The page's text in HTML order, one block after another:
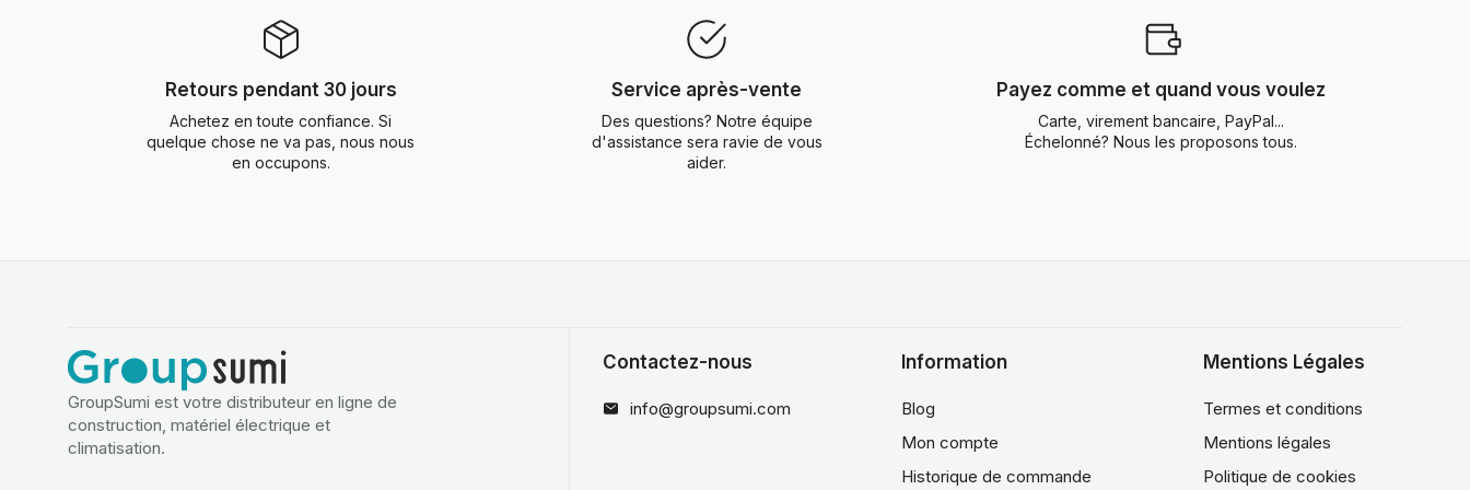
Retours pendant 30 jours
Achetez en toute confiance. Si
quelque chose ne va pas, nous nous
en occupons.
Service après-vente
Des questions? Notre équipe
d'assistance sera ravie de vous
aider.
Payez comme et quand vous voulez
Carte, virement bancaire, PayPal...
Échelonné? Nous les proposons tous.
GroupSumi est votre distributeur en ligne de
construction, matériel électrique et
climatisation.
Contactez-nous
info@groupsumi.com
Information
Blog
Mon compte
Historique de commande
Mentions Légales
Termes et conditions
Mentions légales
Politique de cookies